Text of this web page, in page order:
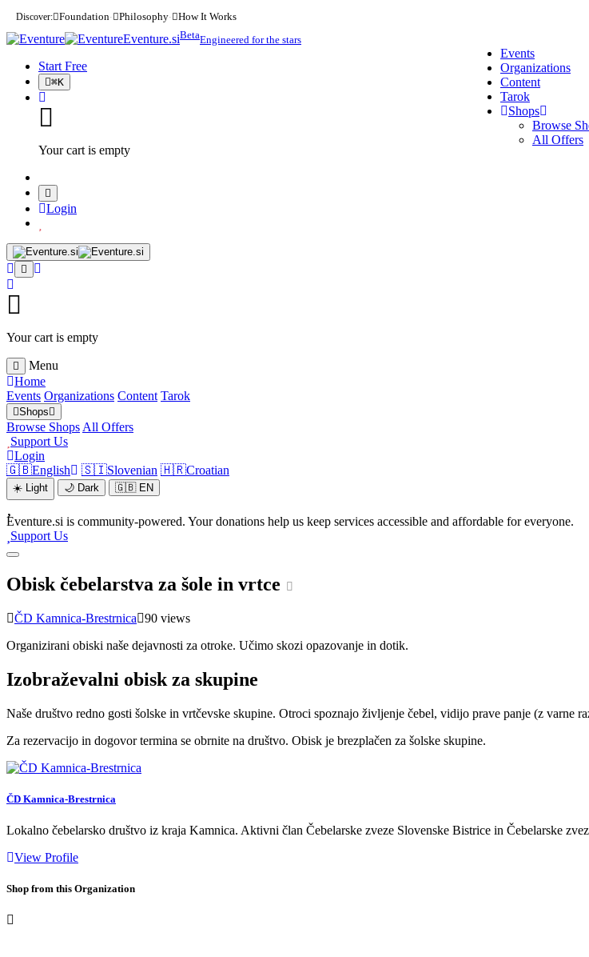
Discover: Foundation· Philosophy· How It Works
Eventure.siBetaEngineered for the stars
Events
Organizations
Content
Tarok
Shops
Browse
All Offers
Start Free
⌘K
Your cart is empty
Login
Your cart is empty
Menu
Home
Events Organizations Content Tarok
Shops
Browse Shops All Offers
Support Us
Login
🇬🇧English 🇸🇮Slovenian 🇭🇷Croatian
☀️ Light 🌙 Dark 🇬🇧 EN
Eventure.si is community-powered. Your donations help us keep services accessible and affordable for everyone.
Support Us
Obisk čebelarstva za šole in vrtce
ČD Kamnica-Brestrnica
90 views
Organizirani obiski naše dejavnosti za otroke. Učimo skozi opazovanje in dotik.
Izobraževalni obisk za skupine
Naše društvo redno gosti šolske in vrtčevske skupine. Otroci spoznajo življenje čebel, vidijo prave panje (z varne
Za rezervacijo in dogovor termina se obrnite na društvo. Obisk je brezplačen za šolske skupine.
ČD Kamnica-Brestrnica
Lokalno čebelarsko društvo iz kraja Kamnica. Aktivni član Čebelarske zveze Slovenske Bistrice in Čebelarske
View Profile
Shop from this Organization